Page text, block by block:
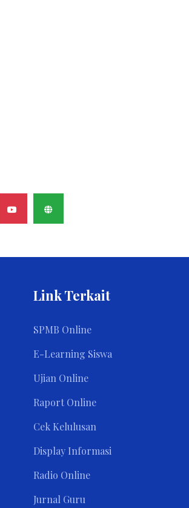
Link Terkait
SPMB Online
E-Learning Siswa
Ujian Online
Raport Online
Cek Kelulusan
Display Informasi
Radio Online
Jurnal Guru